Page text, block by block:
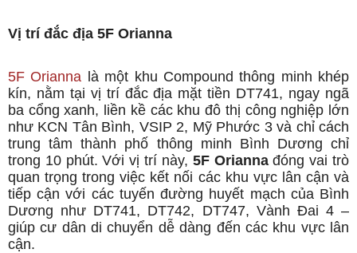
Vị trí đắc địa 5F Orianna
5F Orianna là một khu Compound thông minh khép
kín, nằm tại vị trí đắc địa mặt tiền DT741, ngay ngã
ba cổng xanh, liền kề các khu đô thị công nghiệp lớn
như KCN Tân Bình, VSIP 2, Mỹ Phước 3 và chỉ cách
trung tâm thành phố thông minh Bình Dương chỉ
trong 10 phút. Với vị trí này, 5F Oriannađóng vai trò
quan trọng trong việc kết nối các khu vực lân cận và
tiếp cận với các tuyến đường huyết mạch của Bình
Dương như DT741, DT742, DT747, Vành Đai 4 –
giúp cư dân di chuyển dễ dàng đến các khu vực lân
cận.